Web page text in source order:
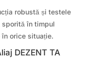
robustă și testele
sporită în timpul
orice situație.
DEZENT TA